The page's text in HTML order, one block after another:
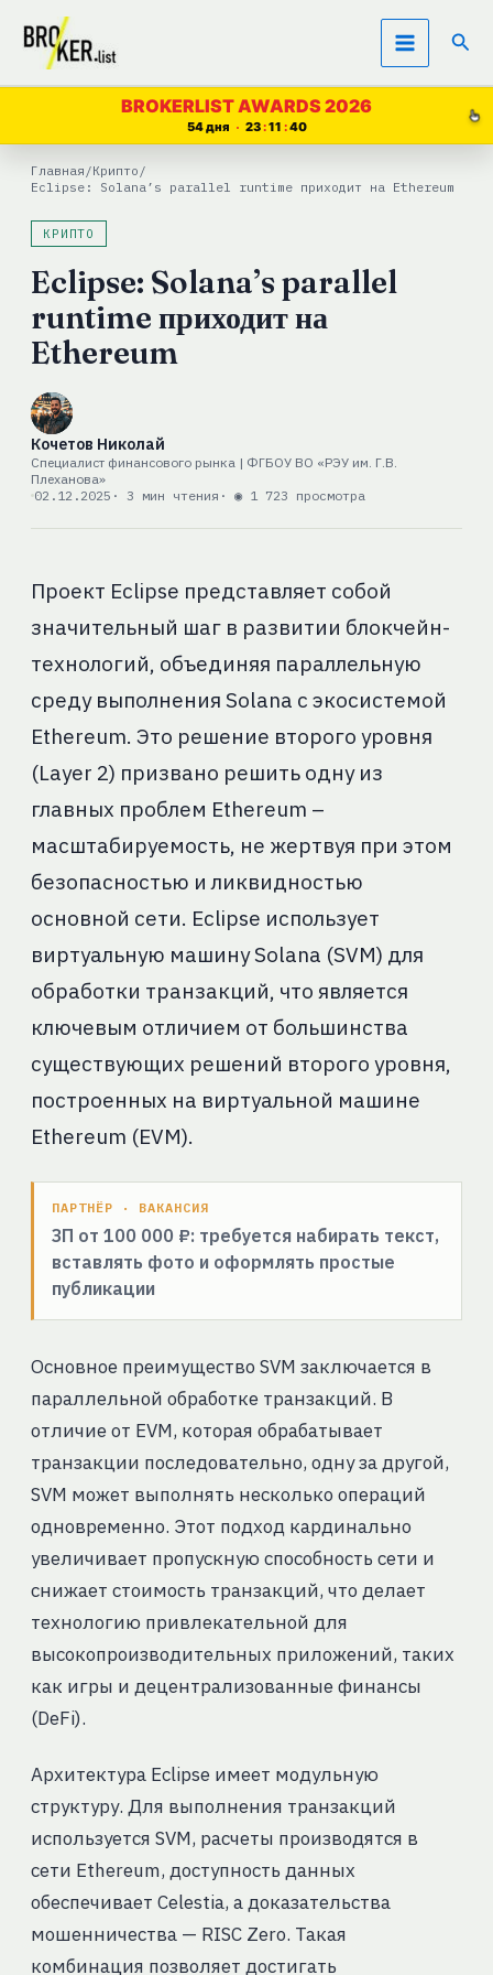
Перейти
содержимому
BROKERLIST AWARDS 2026
54 дня 23 11 39
Главная /Крипто /
Eclipse: Solana’s parallel runtime приходит на Ethereum
КРИПТО
Eclipse: Solana’s parallel
runtime приходит на
Ethereum
Кочетов Николай
Специалист финансового рынка | ФГБОУ ВО «РЭУ им. Г.В.
Плеханова»
02.12.2025 · 3 мин чтения · ◉ 1 723 просмотра
Проект Eclipse представляет собой
значительный шаг в развитии блокчейн-
технологий, объединяя параллельную
среду выполнения Solana с экосистемой
Ethereum. Это решение второго уровня
(Layer 2) призвано решить одну из
главных проблем Ethereum –
масштабируемость, не жертвуя при этом
безопасностью и ликвидностью
основной сети. Eclipse использует
виртуальную машину Solana (SVM) для
обработки транзакций, что является
ключевым отличием от большинства
существующих решений второго уровня,
построенных на виртуальной машине
Ethereum (EVM).
ПАРТНЁР · ВАКАНСИЯ
ЗП от 100 000 ₽: требуется набирать текст,
вставлять фото и оформлять простые
публикации
Основное преимущество SVM заключается в
параллельной обработке транзакций. В
отличие от EVM, которая обрабатывает
транзакции последовательно, одну за другой,
SVM может выполнять несколько операций
одновременно. Этот подход кардинально
увеличивает пропускную способность сети и
снижает стоимость транзакций, что делает
технологию привлекательной для
высокопроизводительных приложений, таких
как игры и децентрализованные финансы
(DeFi).
Архитектура Eclipse имеет модульную
структуру. Для выполнения транзакций
используется SVM, расчеты производятся в
сети Ethereum, доступность данных
обеспечивает Celestia, а доказательства
мошенничества — RISC Zero. Такая
комбинация позволяет достигать